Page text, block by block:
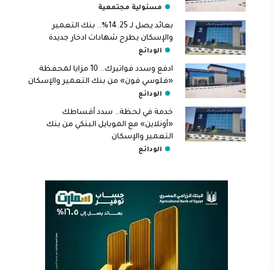
مسئولية مجتمعية
بعائد يصل لـ 14.25%.. بنك التعمير
والإسكان يطرح شهادات ادخار جديدة
الودائع
ادفع وسدد فواتيرك.. 10 مزايا لمحفظة
«فلوسي فون» من بنك التعمير والإسكان
الودائع
خدمة في لحظة.. سدد أقساطك
«أونلاين» مع الموبايل البنكي من بنك
التعمير والإسكان
الودائع